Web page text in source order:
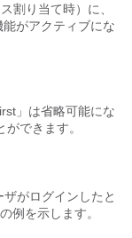
割り当て時）に、
がアクティブにな
」は省略可能にな
できます。
がログインしたと
例を示します。